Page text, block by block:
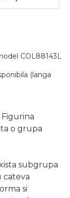
COL88143L
(langa
o grupa
subgrupa
cateva
si